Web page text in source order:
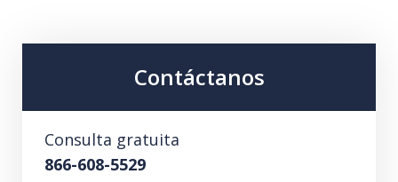
Contáctanos
Consulta gratuita
866-608-5529